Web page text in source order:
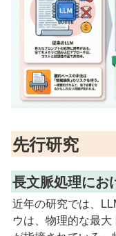
先行研究
長文脈処理にお
近年の研究では、
ウは、物理的な最